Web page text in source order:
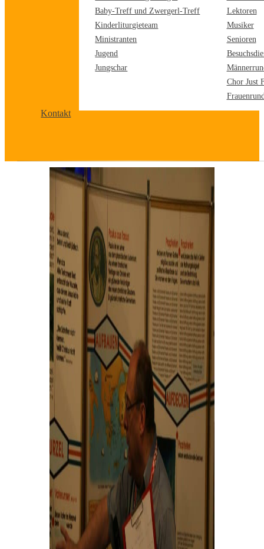
Baby-Treff und Zwergerl-Treff
Kinderliturgieteam
Ministranten
Jugend
Jungschar
Lektoren
Musiker
Senioren
Chor Just
Kontakt